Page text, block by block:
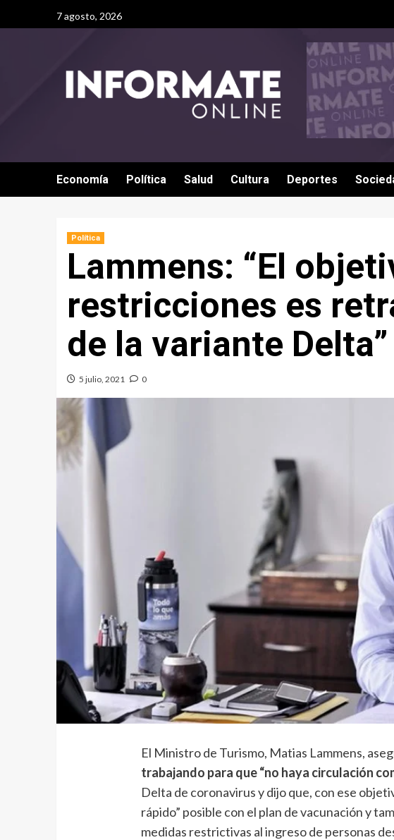
7 agosto, 2026
Economía Política Salud Cultura Deportes
Política
Lammens: “El
restricciones es
de la variante Delta”
5 julio, 2021 0
El Ministro de Turismo, Matias Lammens,
trabajando para que “no haya circulación
Delta de coronavirus y dijo que, con ese
rápido” posible con el plan de vacunación y
medidas restrictivas al ingreso de personas